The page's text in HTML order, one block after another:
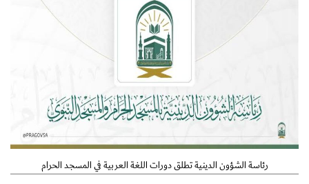
رئاسة الشؤون الدينية تطلق دورات اللغة العربية في المسجد الحرام